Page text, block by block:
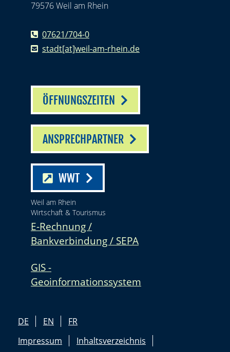
79576 Weil am Rhein
07621/704-0
stadt[at]weil-am-rhein.de
ÖFFNUNGSZEITEN
ANSPRECHPARTNER
WWT
Weil am Rhein
Wirtschaft & Tourismus
E-Rechnung /
Bankverbindung / SEPA
GIS -
Geoinformationssystem
DE EN
FR
Impressum
Inhaltsverzeichnis